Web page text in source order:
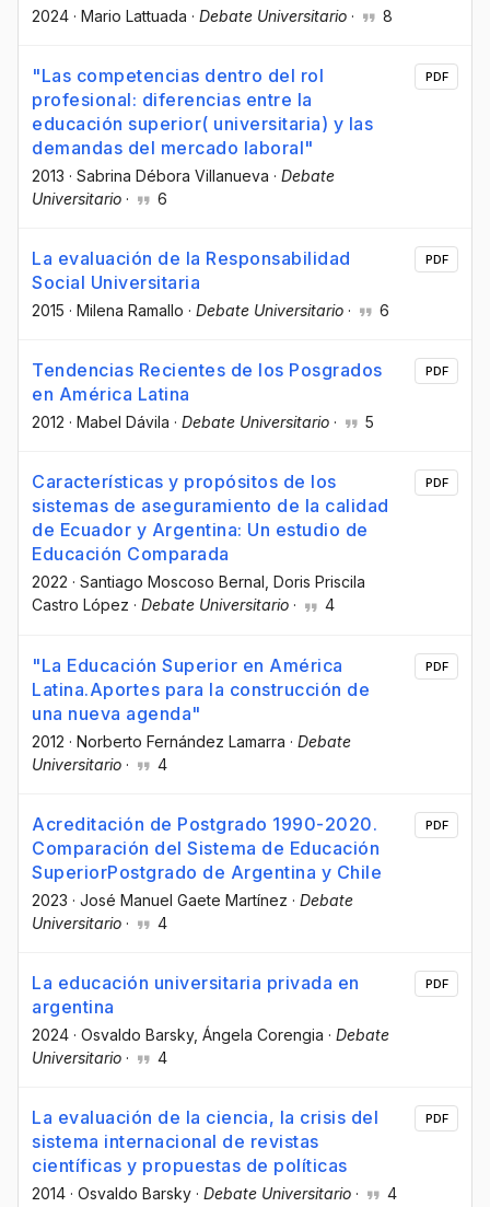
2024 · Mario Lattuada · Debate Universitario · 8
"Las competencias dentro del rol
profesional: diferencias entre la
educación superior( universitaria) y las
demandas del mercado laboral"
2013 · Sabrina Débora Villanueva · Debate
Universitario · 6
PDF
La evaluación de la Responsabilidad
Social Universitaria
2015 · Milena Ramallo · Debate Universitario · 6
PDF
Tendencias Recientes de los Posgrados
en América Latina
2012 · Mabel Dávila · Debate Universitario · 5
PDF
Características y propósitos de los
sistemas de aseguramiento de la calidad
de Ecuador y Argentina: Un estudio de
Educación Comparada
2022 · Santiago Moscoso Bernal , Doris Priscila
Castro López · Debate Universitario · 4
PDF
"La Educación Superior en América
Latina.Aportes para la construcción de
una nueva agenda"
2012 · Norberto Fernández Lamarra · Debate
Universitario · 4
PDF
Acreditación de Postgrado 1990-2020.
Comparación del Sistema de Educación
SuperiorPostgrado de Argentina y Chile
2023 · José Manuel Gaete Martínez · Debate
Universitario · 4
PDF
La educación universitaria privada en
argentina
2024 · Osvaldo Barsky, Ángela Corengia · Debate
Universitario · 4
PDF
La evaluación de la ciencia, la crisis del
sistema internacional de revistas
científicas y propuestas de políticas
2014 · Osvaldo Barsky · Debate Universitario · 4
PDF